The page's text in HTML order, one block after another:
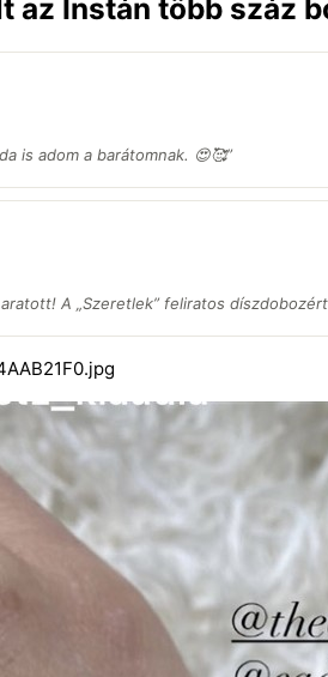
az Instán több száz
is adom a barátomnak. 😍🥰”
A „Szeretlek” feliratos